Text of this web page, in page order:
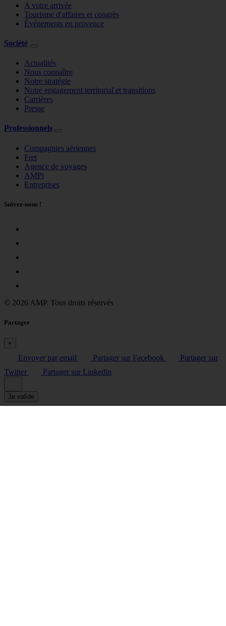
A votre arrivée
Tourisme d'affaires et congrès
Événements en provence
Société
Actualités
Nous connaître
Notre stratégie
Notre engagement territorial et transitions
Carrières
Presse
Professionnels
Compagnies aériennes
Fret
Agence de voyages
AMPi
Entreprises
Suivez-nous !
© 2026 AMP. Tous droits réservés
Partager
×
Envoyer par email Partager sur Facebook
Partager sur
Twitter
Partager sur Linkedin
Je valide